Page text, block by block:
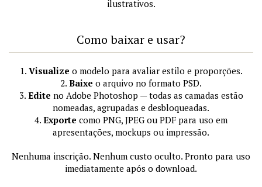
ilustrativos.
Como baixar e usar?
1. Visualize o modelo para avaliar estilo e proporções.
2. Baixe o arquivo no formato PSD.
3. Edite no Adobe Photoshop — todas as camadas estão
nomeadas, agrupadas e desbloqueadas.
4. Exporte como PNG, JPEG ou PDF para uso em
apresentações, mockups ou impressão.
Nenhuma inscrição. Nenhum custo oculto. Pronto para uso
imediatamente após o download.